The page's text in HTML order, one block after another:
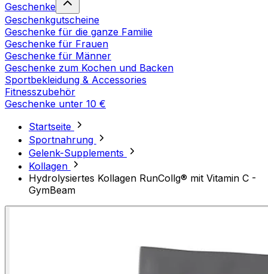
Geschenke
Geschenkgutscheine
Geschenke für die ganze Familie
Geschenke für Frauen
Geschenke für Männer
Geschenke zum Kochen und Backen
Sportbekleidung & Accessories
Fitnesszubehör
Geschenke unter 10 €
Startseite
Sportnahrung
Gelenk-Supplements
Kollagen
Hydrolysiertes Kollagen RunCollg® mit Vitamin C -
GymBeam